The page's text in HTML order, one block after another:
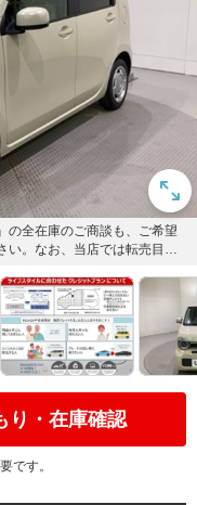
の全在庫のご商談も、ご希望
。なお、当店では転売目的
り・在庫確認
です。